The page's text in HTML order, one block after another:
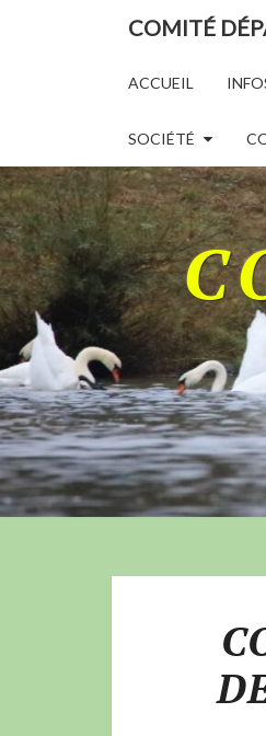
COMITÉ
ACCUEIL
SOCIÉTÉ